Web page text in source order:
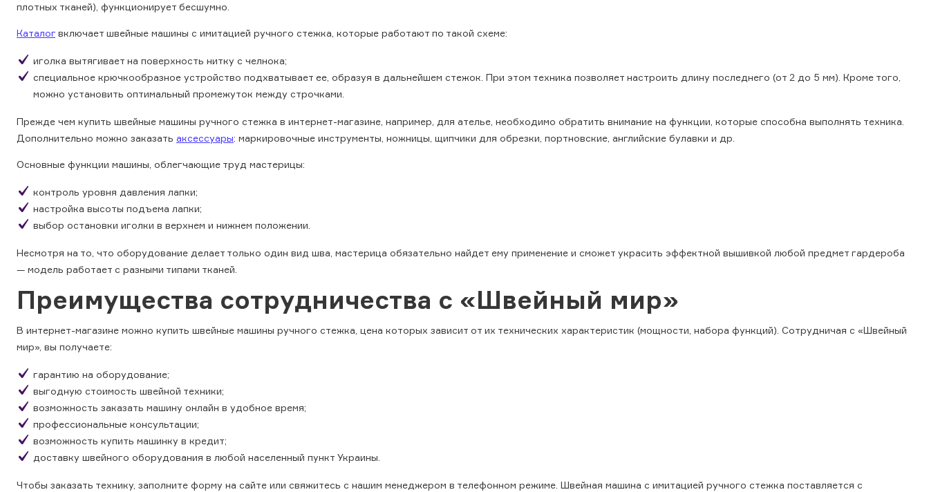
плотных тканей), функционирует бесшумно.
Каталог включает швейные машины с имитацией ручного стежка, которые работают по такой схеме:
иголка вытягивает на поверхность нитку с челнока;
специальное крючкообразное устройство подхватывает ее, образуя в дальнейшем стежок. При этом техника позволяет настроить длину последнего (от 2 до 5 мм). Кроме того,
можно установить оптимальный промежуток между строчками.
Прежде чем купить швейные машины ручного стежка в интернет-магазине, например, для ателье, необходимо обратить внимание на функции, которые способна выполнять техника.
Дополнительно можно заказать аксессуары: маркировочные инструменты, ножницы, щипчики для обрезки, портновские, английские булавки и др.
Основные функции машины, облегчающие труд мастерицы:
контроль уровня давления лапки;
настройка высоты подъема лапки;
выбор остановки иголки в верхнем и нижнем положении.
Несмотря на то, что оборудование делает только один вид шва, мастерица обязательно найдет ему применение и сможет украсить эффектной вышивкой любой предмет гардероба
— модель работает с разными типами тканей.
Преимущества сотрудничества с «Швейный мир»
В интернет-магазине можно купить швейные машины ручного стежка, цена которых зависит от их технических характеристик (мощности, набора функций). Сотрудничая с «Швейный
мир», вы получаете:
гарантию на оборудование;
выгодную стоимость швейной техники;
возможность заказать машину онлайн в удобное время;
профессиональные консультации;
возможность купить машинку в кредит;
доставку швейного оборудования в любой населенный пункт Украины.
Чтобы заказать технику, заполните форму на сайте или свяжитесь с нашим менеджером в телефонном режиме. Швейная машина с имитацией ручного стежка поставляется с